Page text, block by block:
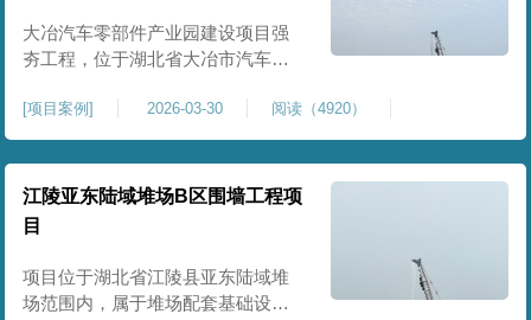
弱。新能源产业园厂房及配套设施
对
大冶汽车零部件产业园建设项目强
夯工程，位于湖北省大冶市汽车零
业厂房、生产车间及配套附属设施
建设的前置基础性地基处理工程。
项目场地为园区新建工业建设用
地，原始场地土层松散、土质均匀
性较差、土体固结度不足，天然地
基承载力偏低。汽车零部件生产厂
房对地基平整度、整体刚度、沉降
控
[项目案例] 2026-03-30 阅读（4920）
江陵亚东陆域堆场B区围墙工程项
目
项目位于湖北省江陵县亚东陆域堆
场范围内，属于堆场配套基础设施